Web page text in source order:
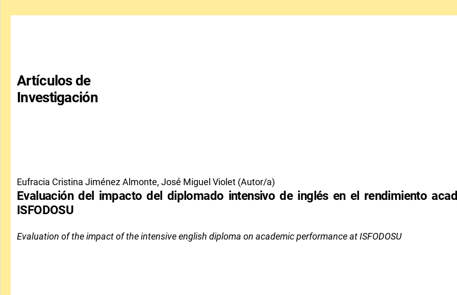
Artículos de
Investigación
Eufracia Cristina Jiménez Almonte, José Miguel Violet (Autor/a)
Evaluación del impacto del diplomado intensivo de inglés en el rendimiento
ISFODOSU
Evaluation of the impact of the intensive english diploma on academic performance at ISFODOSU